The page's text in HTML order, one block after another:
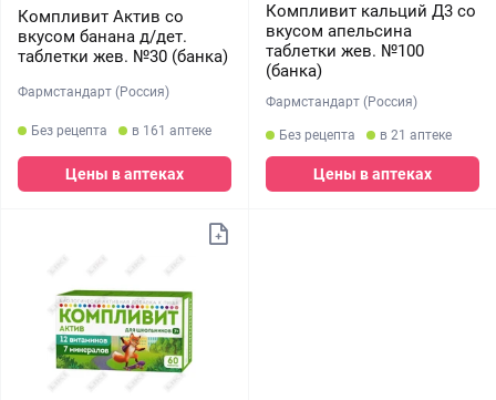
Компливит Актив со
вкусом банана д/дет.
таблетки жев. №30 (банка)
Фармстандарт (Россия)
Без рецепта в 161 аптеке
Цены в аптеках
Компливит кальций Д3 со
вкусом апельсина
таблетки жев. №100
(банка)
Фармстандарт (Россия)
Без рецепта в 21 аптеке
Цены в аптеках